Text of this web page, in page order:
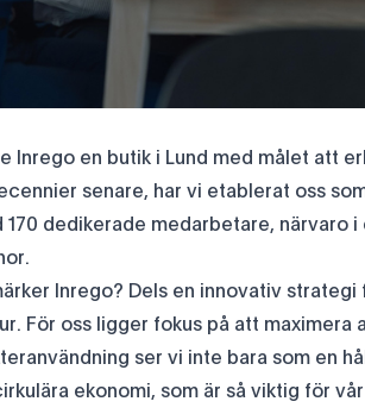
Inrego en butik i Lund med målet att
senare, har vi etablerat oss
170 dedikerade medarbetare, närvaro
Inrego? Dels en innovativ
För oss ligger fokus på att maximera
ser vi inte bara som en
ekonomi, som är så viktig för